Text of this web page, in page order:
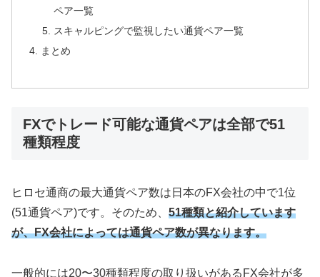
ペア一覧
スキャルピングで監視したい通貨ペア一覧
まとめ
FXでトレード可能な通貨ペアは全部で51
種類程度
ヒロセ通商の最大通貨ペア数は日本のFX会社の中で1位
(51通貨ペア)です。そのため、 51種類と紹介しています
が、FX会社によっては通貨ペア数が異なります。
一般的には20〜30種類程度の取り扱いがあるFX会社が多